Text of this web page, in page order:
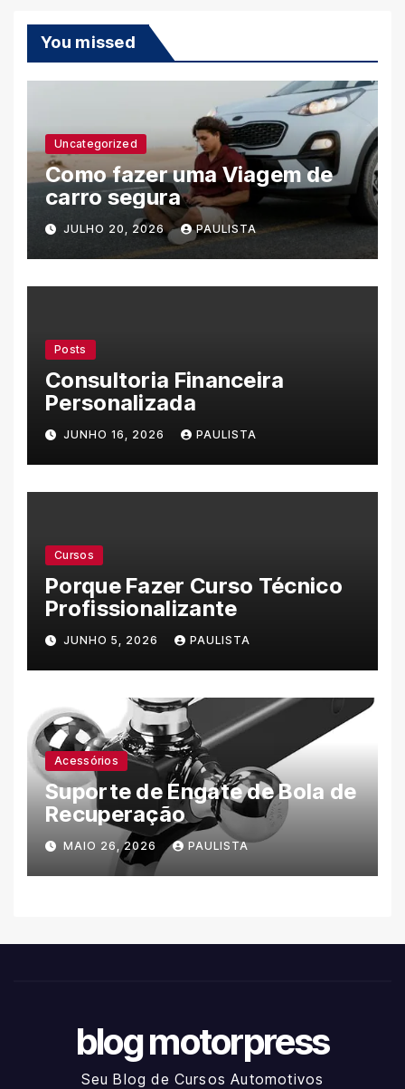
You missed
Uncategorized
Como fazer uma Viagem de
carro segura
JULHO 20, 2026 PAULISTA
Posts
Consultoria Financeira
Personalizada
JUNHO 16, 2026 PAULISTA
Cursos
Porque Fazer Curso Técnico
Profissionalizante
JUNHO 5, 2026 PAULISTA
Acessórios
Suporte de Engate de Bola de
Recuperação
MAIO 26, 2026 PAULISTA
blog motorpress
Seu Blog de Cursos Automotivos